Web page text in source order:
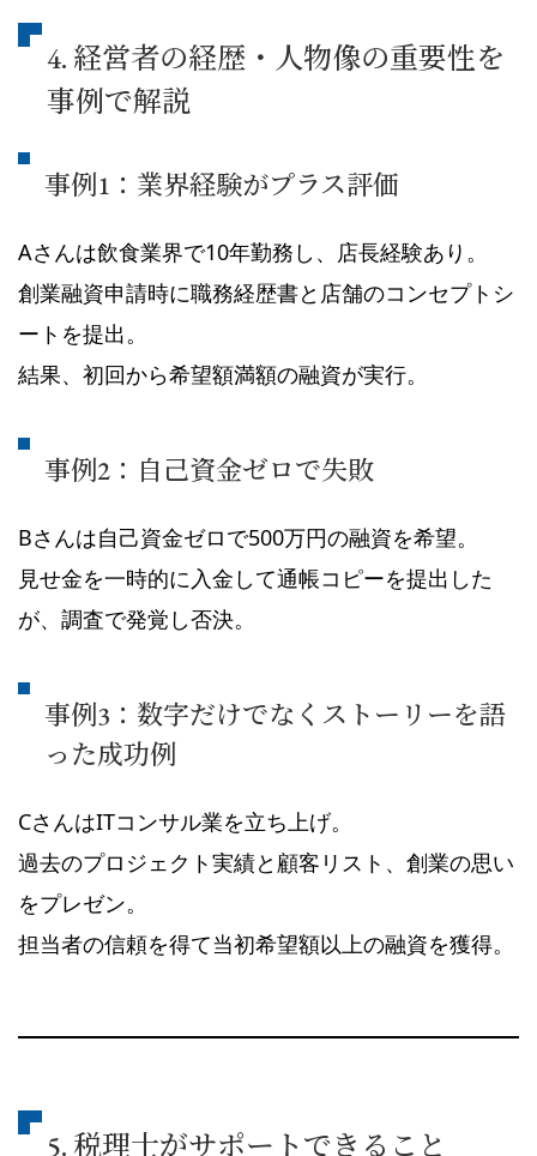
4. 経営者の経歴・人物像の重要性を
事例で解説
事例1：業界経験がプラス評価
Aさんは飲食業界で10年勤務し、店長経験あり。
創業融資申請時に職務経歴書と店舗のコンセプトシ
ートを提出。
結果、初回から希望額満額の融資が実行。
事例2：自己資金ゼロで失敗
Bさんは自己資金ゼロで500万円の融資を希望。
見せ金を一時的に入金して通帳コピーを提出した
が、調査で発覚し否決。
事例3：数字だけでなくストーリーを語
った成功例
CさんはITコンサル業を立ち上げ。
過去のプロジェクト実績と顧客リスト、創業の思い
をプレゼン。
担当者の信頼を得て当初希望額以上の融資を獲得。
5. 税理士がサポートできること